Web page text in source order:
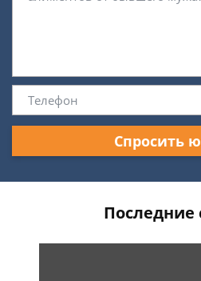
Спросить
Последние